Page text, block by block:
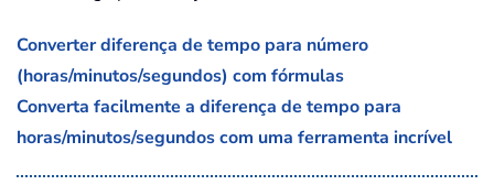
Converter diferença de tempo para número
(horas/minutos/segundos) com fórmulas
Converta facilmente a diferença de tempo para
horas/minutos/segundos com uma ferramenta incrível